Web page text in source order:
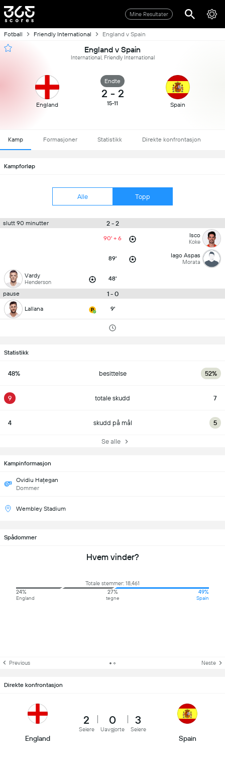
Mine Resultater
Fotball Friendly International England v Spain
England v Spain
International, Friendly International
England
Endte
2 - 2
15-11 Spain
Kamp Formasjoner Statistikk Direkte konfrontasjon
Kampforløp
Alle Topp
slutt 90 minutter 2 - 2
90' + 6 Isco
Koke
89' Iago Aspas
Morata
Vardy
Henderson 48'
pause 1 - 0
Lallana 9'
Statistikk
48% besittelse 52%
9 totale skudd 7
4 skudd på mål 5
Se alle
Kampinformasjon
Ovidiu Hațegan
Dommer
Wembley Stadium
Spådommer
Hvem vinder?
Totale stemmer: 18,461
24%
England
27%
tegne
49%
Spain
Previous Neste
Direkte konfrontasjon
England
2
Seiere
0
Uavgjorte
3
Seiere
Spain